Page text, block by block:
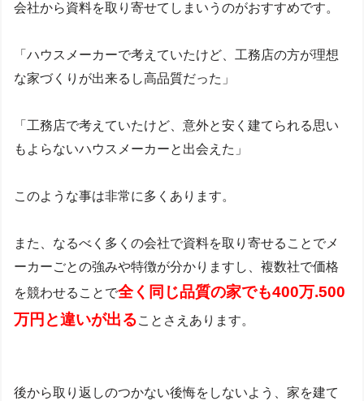
会社から資料を取り寄せてしまいうのがおすすめです。
「ハウスメーカーで考えていたけど、工務店の方が理想
な家づくりが出来るし高品質だった」
「工務店で考えていたけど、意外と安く建てられる思い
もよらないハウスメーカーと出会えた」
このような事は非常に多くあります。
また、なるべく多くの会社で資料を取り寄せることでメ
ーカーごとの強みや特徴が分かりますし、複数社で価格
を競わせることで全く同じ品質の家でも400万.500
万円と違いが出ることさえあります。
後から取り返しのつかない後悔をしないよう、家を建て